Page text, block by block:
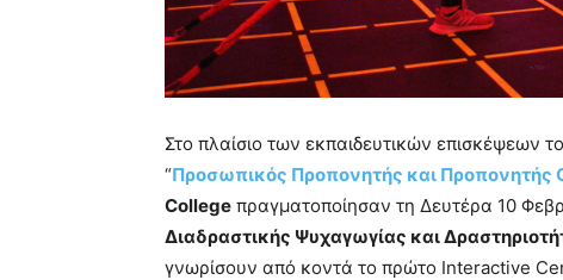
Στο πλαίσιο των εκπαιδευτικών επισκέψεων
“Προσωπικός Προπονητής και
College πραγματοποίησαν τη Δευτέρα 10
Διαδραστικής Ψυχαγωγίας και
γνωρίσουν από κοντά το πρώτο Ιnteractive